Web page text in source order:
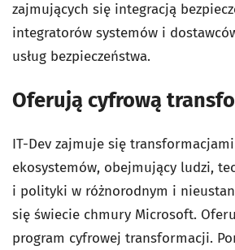
zajmujących się integracją
integratorów systemów i
usług bezpieczeństwa.
Oferują cyfrową
IT-Dev zajmuje się transformacjami
ekosystemów, obejmujący ludzi,
i polityki w różnorodnym i
się świecie chmury Microsoft.
program cyfrowej transformacji.